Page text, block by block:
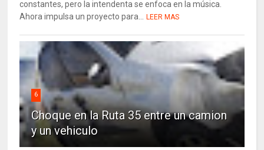
constantes, pero la intendenta se enfoca en la música.
Ahora impulsa un proyecto para...
LEER MAS
6
Choque en la Ruta 35 entre un camion
y un vehiculo